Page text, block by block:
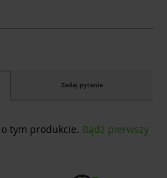
Zadaj pytanie
tym produkcie. Bądź pierwszy